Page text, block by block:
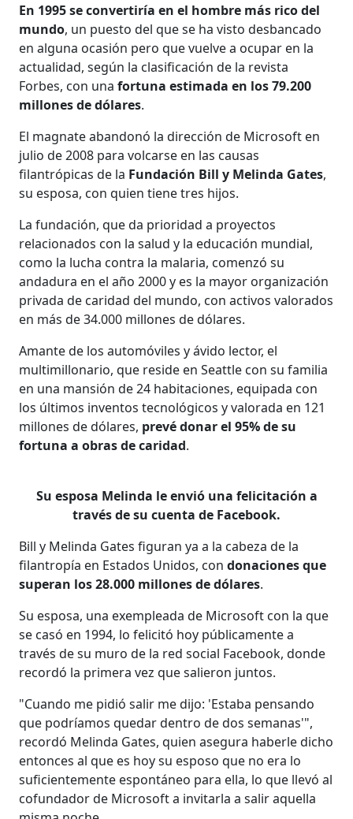
En 1995 se convertiría en el hombre más rico del
mundo, un puesto del que se ha visto desbancado
en alguna ocasión pero que vuelve a ocupar en la
actualidad, según la clasificación de la revista
Forbes, con una fortuna estimada en los 79.200
millones de dólares.
El magnate abandonó la dirección de Microsoft en
julio de 2008 para volcarse en las causas
filantrópicas de la Fundación Bill y Melinda Gates,
su esposa, con quien tiene tres hijos.
La fundación, que da prioridad a proyectos
relacionados con la salud y la educación mundial,
como la lucha contra la malaria, comenzó su
andadura en el año 2000 y es la mayor organización
privada de caridad del mundo, con activos valorados
en más de 34.000 millones de dólares.
Amante de los automóviles y ávido lector, el
multimillonario, que reside en Seattle con su familia
en una mansión de 24 habitaciones, equipada con
los últimos inventos tecnológicos y valorada en 121
millones de dólares, prevé donar el 95% de su
fortuna a obras de caridad.
Su esposa Melinda le envió una felicitación a
través de su cuenta de Facebook.
Bill y Melinda Gates figuran ya a la cabeza de la
filantropía en Estados Unidos, condonaciones que
superan los 28.000 millones de dólares.
Su esposa, una exempleada de Microsoft con la que
se casó en 1994, lo felicitó hoy públicamente a
través de su muro de la red social Facebook, donde
recordó la primera vez que salieron juntos.
"Cuando me pidió salir me dijo: 'Estaba pensando
que podríamos quedar dentro de dos semanas'",
recordó Melinda Gates, quien asegura haberle dicho
entonces al que es hoy su esposo que no era lo
suficientemente espontáneo para ella, lo que llevó al
cofundador de Microsoft a invitarla a salir aquella